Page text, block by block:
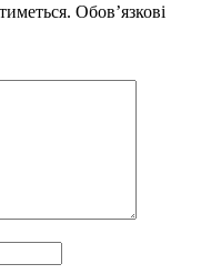
Обов’язкові